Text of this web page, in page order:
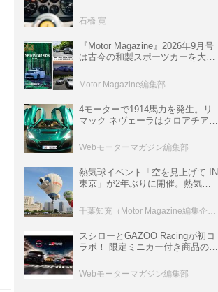
サ」に化けた理由
石橋 寛
『Motor Magazine』2026年9月号
は古今の和製スポーツカーを大特
情報も満載
Motor Magazine編集部
4モーターで1914馬力を発生。リ
マック ネヴェーラはクロアチア発
ロニクル・完全版／115】
Webモーターマガジン編集部
熱気球イベント「空を見上げて IN
東京」が2年ぶりに開催。熱気球
室などのコンテンツも
スシローとGAZOO Racingが初コ
ラボ！ 限定ミニカー付き商品の
ト体験があたる抽選企画などを展
開
Webモーターマガジン編集部